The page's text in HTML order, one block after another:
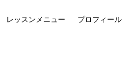
レッスンメニュー プロフィール